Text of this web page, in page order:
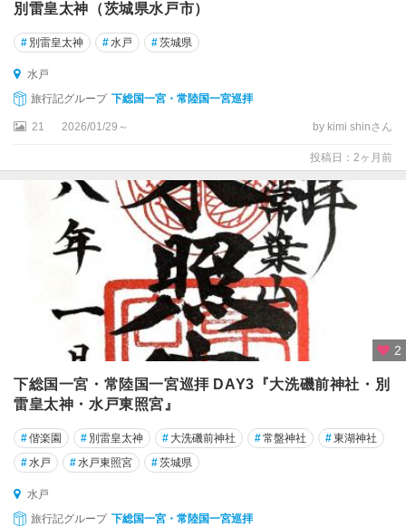
別雷皇太神（茨城県​水戸市）
# 別雷皇太神 #水戸 #茨城県
水戸
旅行記グループ 下総国一宮・常陸国一宮巡拝
21 2026/01/29～ by kimi shinさん
投稿日：2ヶ月前
2
下総国一宮・常陸国一宮巡拝 DAY3『大洗磯前神社・別
雷皇太神・水戸東照宮』
#偕楽園 # 別雷皇太神 # 大洗磯前神社 #常盤神社 #東湖神社
#水戸 #水戸東照宮 #茨城県
水戸
旅行記グループ 下総国一宮・常陸国一宮巡拝